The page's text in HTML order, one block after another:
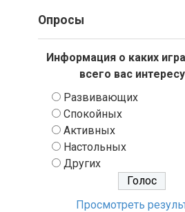
Опросы
Информация о каких
всего вас
Развивающих
Спокойных
Активных
Настольных
Других
Просмотреть